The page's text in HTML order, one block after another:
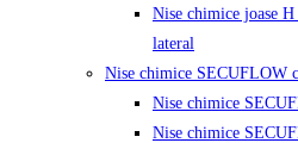
Nise chimice joase
lateral
Nise chimice SECUFLOW
Nise chimice
Nise chimice